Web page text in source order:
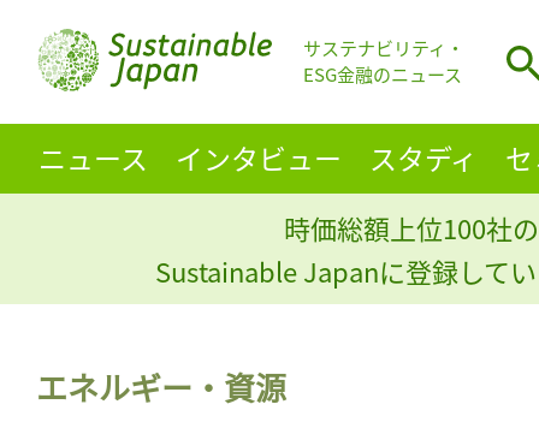
サステナビリティ・
ESG金融のニュース
ニュース インタビュー スタディ
時価総額上位100社
Sustainable Japanに登録して
エネルギー・資源